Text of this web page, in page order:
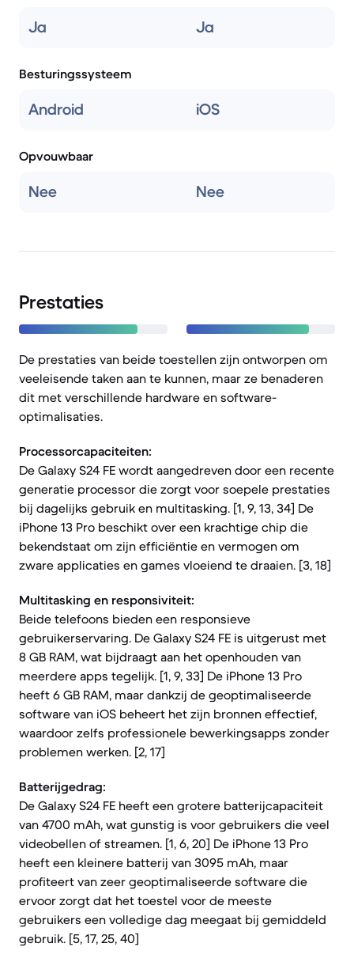
Ja Ja
Besturingssysteem
Android iOS
Opvouwbaar
Nee Nee
Prestaties
De prestaties van beide toestellen zijn ontworpen om
veeleisende taken aan te kunnen, maar ze benaderen
dit met verschillende hardware en software-
optimalisaties.
Processorcapaciteiten:
De Galaxy S24 FE wordt aangedreven door een recente
generatie processor die zorgt voor soepele prestaties
bij dagelijks gebruik en multitasking. [1, 9, 13, 34] De
iPhone 13 Pro beschikt over een krachtige chip die
bekendstaat om zijn efficiëntie en vermogen om
zware applicaties en games vloeiend te draaien. [3, 18]
Multitasking en responsiviteit:
Beide telefoons bieden een responsieve
gebruikerservaring. De Galaxy S24 FE is uitgerust met
8 GB RAM, wat bijdraagt aan het openhouden van
meerdere apps tegelijk. [1, 9, 33] De iPhone 13 Pro
heeft 6 GB RAM, maar dankzij de geoptimaliseerde
software van iOS beheert het zijn bronnen effectief,
waardoor zelfs professionele bewerkingsapps zonder
problemen werken. [2, 17]
Batterijgedrag:
De Galaxy S24 FE heeft een grotere batterijcapaciteit
van 4700 mAh, wat gunstig is voor gebruikers die veel
videobellen of streamen. [1, 6, 20] De iPhone 13 Pro
heeft een kleinere batterij van 3095 mAh, maar
profiteert van zeer geoptimaliseerde software die
ervoor zorgt dat het toestel voor de meeste
gebruikers een volledige dag meegaat bij gemiddeld
gebruik. [5, 17, 25, 40]